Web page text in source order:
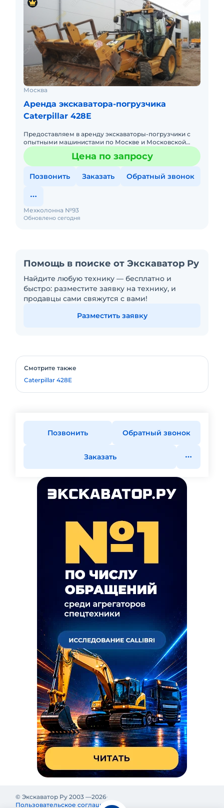
Москва
Аренда экскаватора-погрузчика
Caterpillar 428E
Предоставляем в аренду экскаваторы-погрузчики с
опытными машинистами по Москве и Московской
области. Любой вид аренды. Долгосрочный,
краткосрочный (почасовой, п
Цена по запросу
Позвонить Заказать Обратный звонок
Обновлено сегодня
Мехколонна №93
Помощь в поиске от Экскаватор Ру
Найдите любую технику — бесплатно и
быстро: разместите заявку на технику, и
продавцы сами свяжутся с вами!
Разместить заявку
Смотрите также
Caterpillar 428E
Позвонить Обратный звонок
Заказать
© Экскаватор Ру 2003 —2026
Пользовательское соглашение